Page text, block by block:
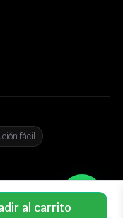
al carrito
fácil